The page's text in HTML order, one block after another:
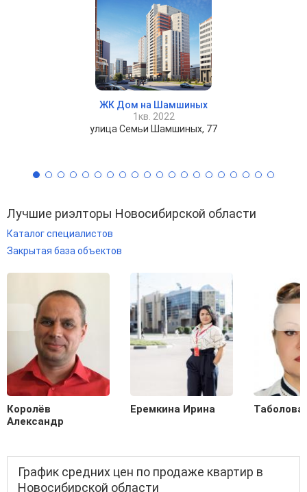
ЖК Дом на Шамшиных
1кв. 2022
улица Семьи Шамшиных, 77
Лучшие риэлторы Новосибирской области
Каталог специалистов
Закрытая база объектов
Королёв
Александр
Еремкина Ирина
График средних цен по продаже квартир в
Новосибирской области